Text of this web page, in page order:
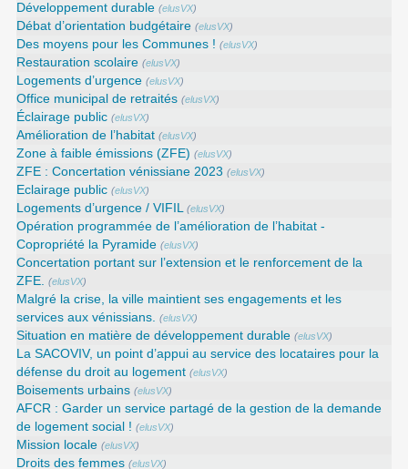
Développement durable (elusVX)
Débat d’orientation budgétaire (elusVX)
Des moyens pour les Communes ! (elusVX)
Restauration scolaire (elusVX)
Logements d’urgence (elusVX)
Office municipal de retraités (elusVX)
Éclairage public (elusVX)
Amélioration de l’habitat (elusVX)
Zone à faible émissions (ZFE) (elusVX)
ZFE : Concertation vénissiane 2023 (elusVX)
Eclairage public (elusVX)
Logements d’urgence / VIFIL (elusVX)
Opération programmée de l’amélioration de l’habitat -
Copropriété la Pyramide (elusVX)
Concertation portant sur l’extension et le renforcement de la
ZFE. (elusVX)
Malgré la crise, la ville maintient ses engagements et les
services aux vénissians. (elusVX)
Situation en matière de développement durable (elusVX)
La SACOVIV, un point d’appui au service des locataires pour la
défense du droit au logement (elusVX)
Boisements urbains (elusVX)
AFCR : Garder un service partagé de la gestion de la demande
de logement social ! (elusVX)
Mission locale (elusVX)
Droits des femmes (elusVX)